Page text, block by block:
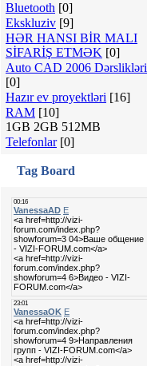
Bluetooth [0]
Ekskluziv [9]
HƏR HANSI BİR MALI
SİFARİŞ ETMƏK [0]
Auto CAD 2006 Dərslikləri
[0]
Hazır ev proyektləri [16]
RAM [10]
1GB 2GB 512MB
Telefonlar [0]
Tag Board